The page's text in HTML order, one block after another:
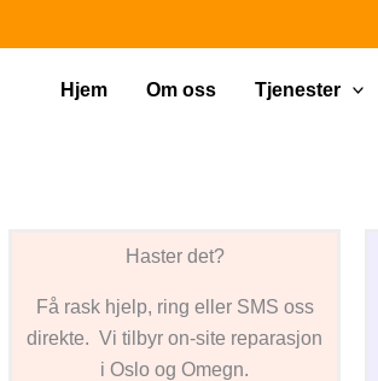
Hjem Om oss Tjenester
Haster det?
Få rask hjelp, ring eller SMS oss
direkte. Vi tilbyr on-site reparasjon
i Oslo og Omegn.